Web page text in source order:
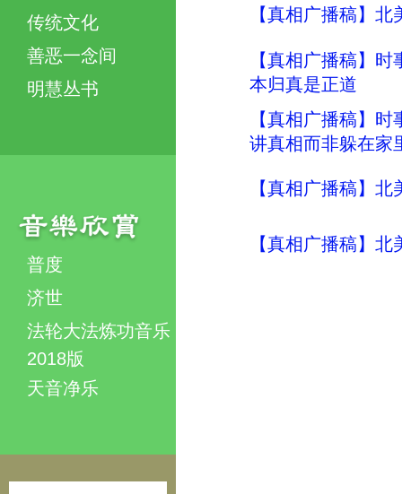
传统文化
善恶一念间
明慧丛书
普度
济世
法轮大法炼功音乐
2018版
天音净乐
【真相广播稿】
【真相广播稿】
本归真是正道
【真相广播稿】
讲真相而非躲在家
【真相广播稿】
【真相广播稿】